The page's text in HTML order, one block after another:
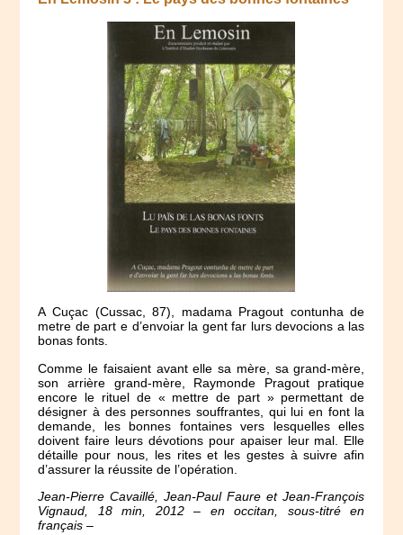
A Cuçac (Cussac, 87), madama Pragout contunha de
metre de part e d’envoiar la gent far lurs devocions a las
bonas fonts.
Comme le faisaient avant elle sa mère, sa grand-mère,
son arrière grand-mère, Raymonde Pragout pratique
encore le rituel de « mettre de part » permettant de
désigner à des personnes souffrantes, qui lui en font la
demande, les bonnes fontaines vers lesquelles elles
doivent faire leurs dévotions pour apaiser leur mal. Elle
détaille pour nous, les rites et les gestes à suivre afin
d’assurer la réussite de l’opération.
Jean-Pierre Cavaillé, Jean-Paul Faure et Jean-François
Vignaud, 18 min, 2012 – en occitan, sous-titré en
français –